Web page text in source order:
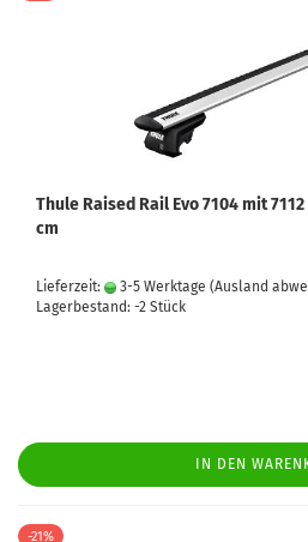
Thule Raised Rail Evo 7104 mit
cm
Lieferzeit: 3-5 Werktage (Ausland
Lagerbestand: -2 Stück
IN DEN
-21%